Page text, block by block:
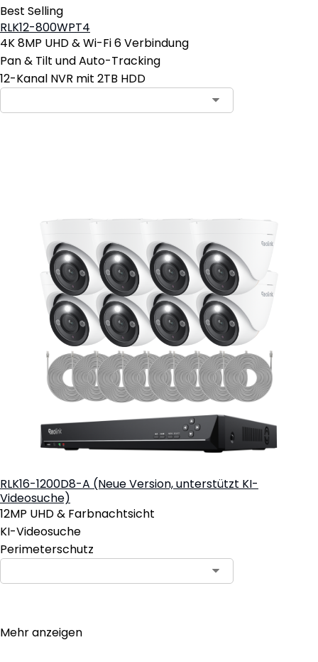
Best Selling
RLK12-800WPT4
4K 8MP UHD & Wi-Fi 6 Verbindung
Pan & Tilt und Auto-Tracking
12-Kanal NVR mit 2TB HDD
RLK16-1200D8-A (Neue Version, unterstützt KI-
Videosuche)
12MP UHD & Farbnachtsicht
KI-Videosuche
Perimeterschutz
Mehr anzeigen